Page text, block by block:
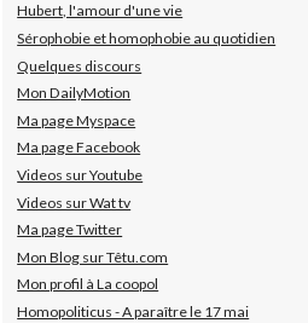
Hubert, l'amour d'une vie
Sérophobie et homophobie au quotidien
Quelques discours
Mon DailyMotion
Ma page Myspace
Ma page Facebook
Videos sur Youtube
Videos sur Wat tv
Ma page Twitter
Mon Blog sur Têtu.com
Mon profil à La coopol
Homopoliticus - A paraître le 17 mai